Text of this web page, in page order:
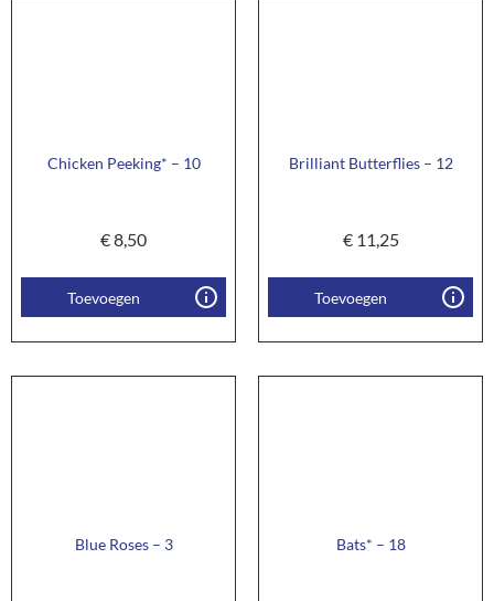
Chicken Peeking* – 10
€8,50
Toevoegen
Brilliant Butterflies – 12
€11,25
Toevoegen
Blue Roses – 3 Bats* – 18